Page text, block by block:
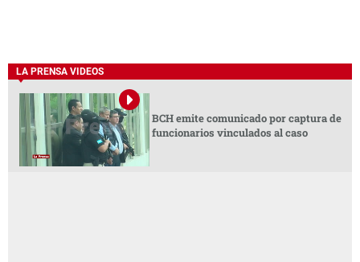
LA PRENSA VIDEOS
BCH emite comunicado por captura de
funcionarios vinculados al caso